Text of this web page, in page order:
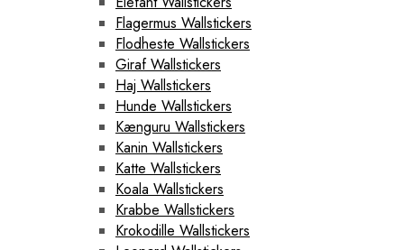
Flagermus Wallstickers
Flodheste Wallstickers
Giraf Wallstickers
Haj Wallstickers
Hunde Wallstickers
Kænguru Wallstickers
Kanin Wallstickers
Katte Wallstickers
Koala Wallstickers
Krabbe Wallstickers
Krokodille Wallstickers